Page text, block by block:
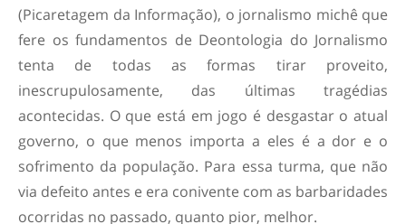
(Picaretagem da Informação), o jornalismo michê que
fere os fundamentos de Deontologia do Jornalismo
tenta de todas as formas tirar proveito,
inescrupulosamente, das últimas tragédias
acontecidas. O que está em jogo é desgastar o atual
governo, o que menos importa a eles é a dor e o
sofrimento da população. Para essa turma, que não
via defeito antes e era conivente com as barbaridades
ocorridas no passado, quanto pior, melhor.